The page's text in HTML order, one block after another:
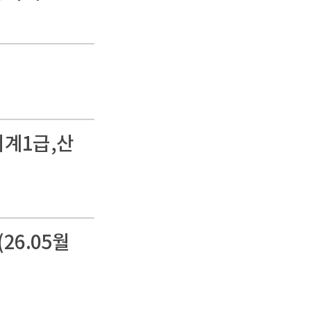
1급,산
월